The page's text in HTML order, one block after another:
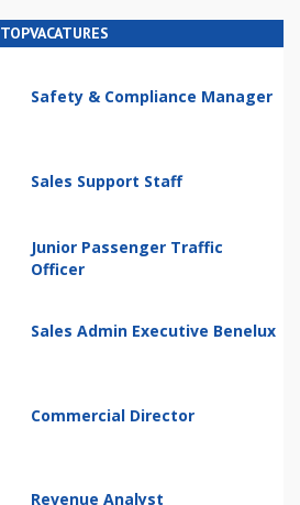
TOPVACATURES
Safety & Compliance Manager
Sales Support Staff
Junior Passenger Traffic
Officer
Sales Admin Executive Benelux
Commercial Director
Revenue Analyst